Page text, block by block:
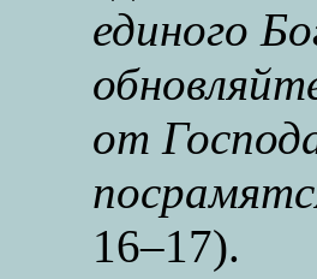
единого
от
16–17).